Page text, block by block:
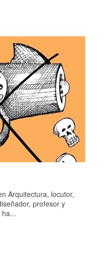
Arquitectura, locutor,
profesor y